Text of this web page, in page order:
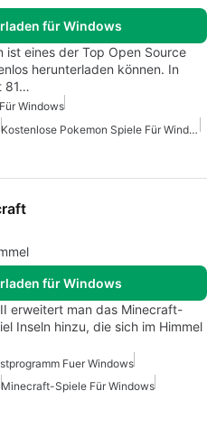
für Windows
ist eines der Top Open Source
herunterladen können. In
81…
Windows
Kostenlose Pokemon Spiele Für Windows
für Windows
erweitert man das Minecraft-
Inseln hinzu, die sich im Himmel
Fuer Windows
Minecraft-Spiele Für Windows